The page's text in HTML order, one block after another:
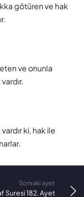
götüren ve hak
ve onunla
ki, hak ile
Sonraki ayet
Suresi 182. Ayet